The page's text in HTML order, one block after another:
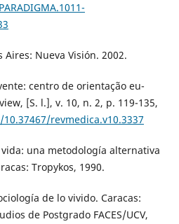
Aires: Nueva Visión. 2002.
centro de orientação eu-
[S. l.], v. 10, n. 2, p. 119-135,
revmedica.v10.3337
vida: una metodología alternativa
Tropykos, 1990.
de lo vivido. Caracas:
de Postgrado FACES/UCV,